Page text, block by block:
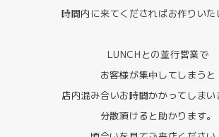
時間内に来てくださればお作りいた
LUNCHとの並行営業で
お客様が集中してしまうと
店内混み合いお時間かかってしまい
分散頂けると助かります。